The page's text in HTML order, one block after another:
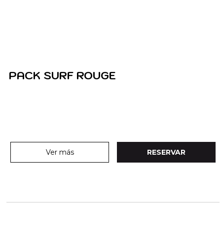
PACK SURF ROUGE
Ver más RESERVAR